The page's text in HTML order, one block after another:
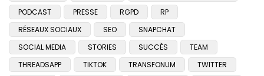
PODCAST
PRESSE RGPD
RP
RÉSEAUX SOCIAUX
SEO
SNAPCHAT
SOCIAL MEDIA
STORIES SUCCÈS
TEAM
THREADSAPP
TIKTOK TRANSFONUM
TWITTER